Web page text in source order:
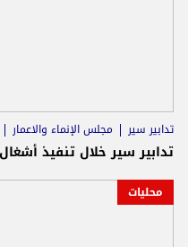
تدابير سير مجلس الإنماء والاعمار
تدابير سير خلال تنفيذ
محليات